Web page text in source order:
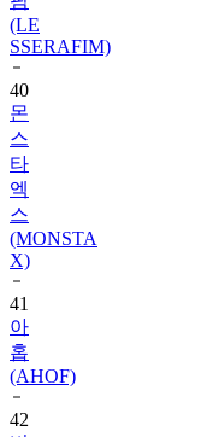
40
몬
스
타
엑
스
(MONSTA
X)
41
아
홉
(AHOF)
42
비
투